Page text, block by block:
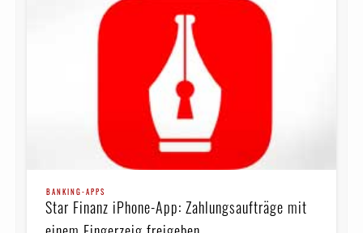
BANKING-APPS
Star Finanz iPhone-App: Zahlungsaufträge mit